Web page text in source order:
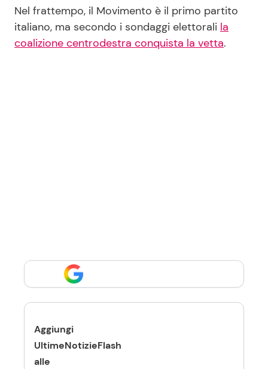
Nel frattempo, il Movimento è il primo partito
italiano, ma secondo i sondaggi elettorali la
coalizione centrodestra conquista la vetta.
Aggiungi
UltimeNotizieFlash
alle